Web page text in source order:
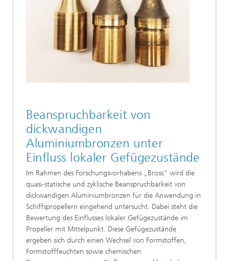
Beanspruchbarkeit von
dickwandigen
Aluminiumbronzen unter
Einfluss lokaler Gefügezustände
Im Rahmen des Forschungsvorhabens „Bross“ wird die
quasi-statische und zyklische Beanspruchbarkeit von
dickwandigen Aluminiumbronzen für die Anwendung in
Schiffspropellern eingehend untersucht. Dabei steht die
Bewertung des Einflusses lokaler Gefügezustände im
Propeller mit Mittelpunkt. Diese Gefügezustände
ergeben sich durch einen Wechsel von Formstoffen,
Formstofffeuchten sowie chemischen